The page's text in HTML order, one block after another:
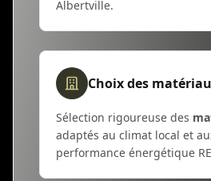
Albertville.
Choix des
Sélection rigoureuse des
adaptés au climat local et
performance énergétique